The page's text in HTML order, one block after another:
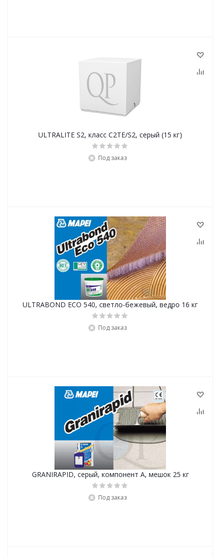
ULTRALITE S2, класс С2ТЕ/S2, серый (15 кг)
Под заказ
ULTRABOND ECO 540, cветло-бежевый, ведро 16 кг
Под заказ
GRANIRAPID, серый, компонент А, мешок 25 кг
Под заказ